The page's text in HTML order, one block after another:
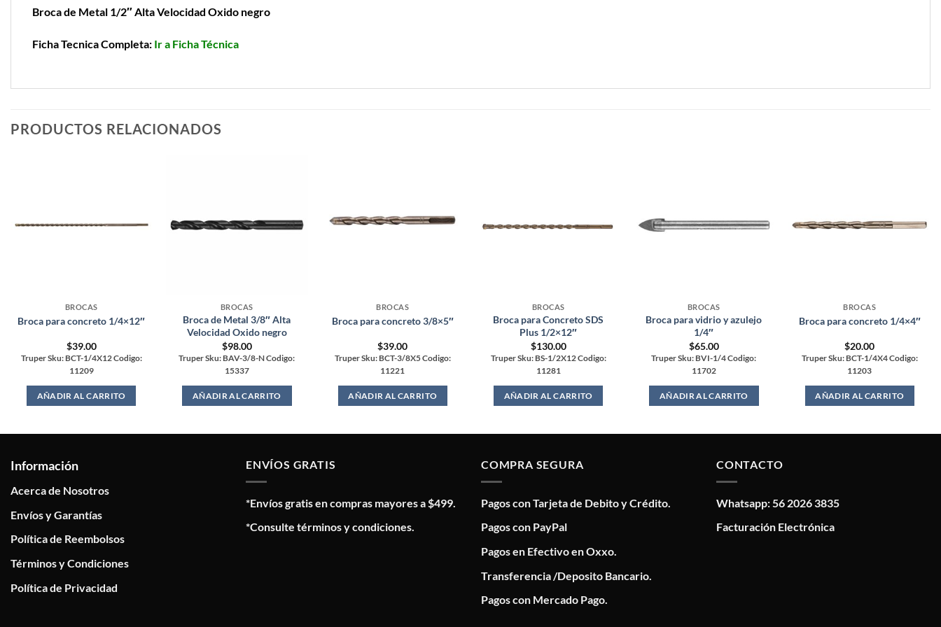
Broca de Metal 1/2″ Alta Velocidad Oxido negro
Ficha Tecnica Completa: Ir a Ficha Técnica
PRODUCTOS RELACIONADOS
BROCAS
Broca para concreto 1/4×12″
$39.00
Truper Sku: BCT-1/4X12 Codigo:
11209
AÑADIR AL CARRITO
BROCAS
Broca de Metal 3/8″ Alta
Velocidad Oxido negro
$98.00
Truper Sku: BAV-3/8-N Codigo:
15337
AÑADIR AL CARRITO
BROCAS
Broca para concreto 3/8×5″
$39.00
Truper Sku: BCT-3/8X5 Codigo:
11221
AÑADIR AL CARRITO
BROCAS
Broca para Concreto SDS
Plus 1/2×12″
$130.00
Truper Sku: BS-1/2X12 Codigo:
11281
AÑADIR AL CARRITO
BROCAS
Broca para vidrio y azulejo
1/4″
$65.00
Truper Sku: BVI-1/4 Codigo:
11702
AÑADIR AL CARRITO
BROCAS
Broca para concreto 1/4×4″
$20.00
Truper Sku: BCT-1/4X4 Codigo:
11203
AÑADIR AL CARRITO
Información
Acerca de Nosotros
Envíos y Garantías
Política de Reembolsos
Términos y Condiciones
Política de Privacidad
ENVÍOS GRATIS
*Envíos gratis en compras mayores a $499.
*Consulte términos y condiciones.
COMPRA SEGURA
Pagos con Tarjeta de Debito y Crédito.
Pagos con PayPal
Pagos en Efectivo en Oxxo.
Transferencia /Deposito Bancario.
Pagos con Mercado Pago.
CONTACTO
Whatsapp: 56 2026 3835
Facturación Electrónica